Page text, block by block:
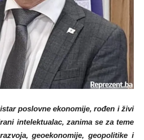
poslovne ekonomije, rođen i živi
intelektualac, zanima se za teme
geoekonomije, geopolitike i